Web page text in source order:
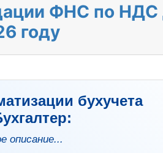
ФНС по НДС
году
бухучета
описание...